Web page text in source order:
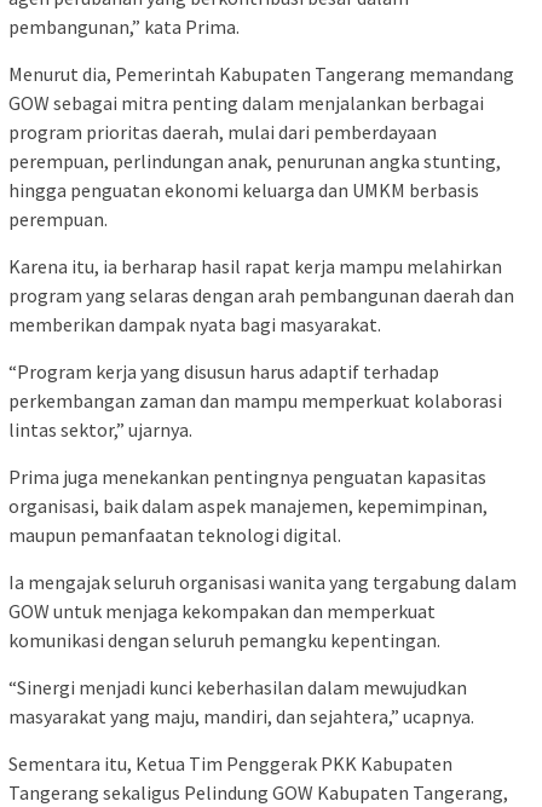
pembangunan,” kata Prima.
Menurut dia, Pemerintah Kabupaten Tangerang memandang
GOW sebagai mitra penting dalam menjalankan berbagai
program prioritas daerah, mulai dari pemberdayaan
perempuan, perlindungan anak, penurunan angka stunting,
hingga penguatan ekonomi keluarga dan UMKM berbasis
perempuan.
Karena itu, ia berharap hasil rapat kerja mampu melahirkan
program yang selaras dengan arah pembangunan daerah dan
memberikan dampak nyata bagi masyarakat.
“Program kerja yang disusun harus adaptif terhadap
perkembangan zaman dan mampu memperkuat kolaborasi
lintas sektor,” ujarnya.
Prima juga menekankan pentingnya penguatan kapasitas
organisasi, baik dalam aspek manajemen, kepemimpinan,
maupun pemanfaatan teknologi digital.
Ia mengajak seluruh organisasi wanita yang tergabung dalam
GOW untuk menjaga kekompakan dan memperkuat
komunikasi dengan seluruh pemangku kepentingan.
“Sinergi menjadi kunci keberhasilan dalam mewujudkan
masyarakat yang maju, mandiri, dan sejahtera,” ucapnya.
Sementara itu, Ketua Tim Penggerak PKK Kabupaten
Tangerang sekaligus Pelindung GOW Kabupaten Tangerang,